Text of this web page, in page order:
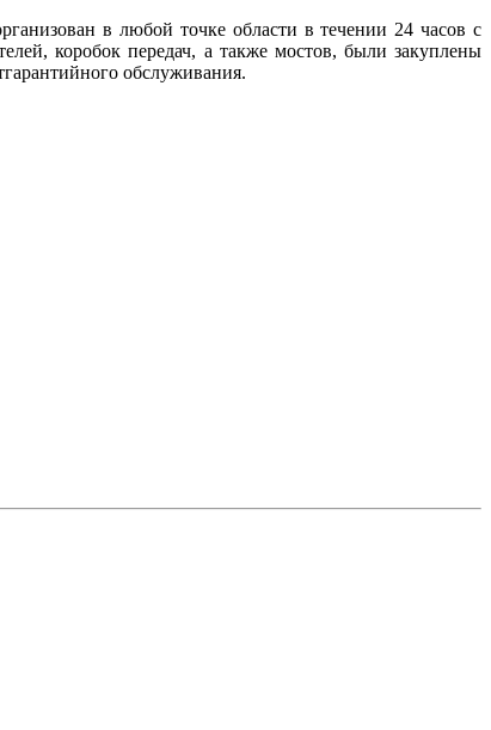
в любой точке области в течении 24 часов с
коробок передач, а также мостов, были закуплены
обслуживания.